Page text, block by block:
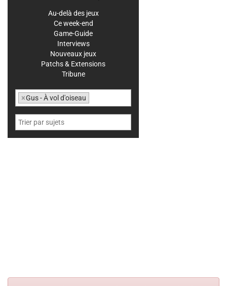
Au-delà des jeux
Ce week-end
Game-Guide
Interviews
Nouveaux jeux
Patchs & Extensions
Tribune
×Gus - À vol d'oiseau